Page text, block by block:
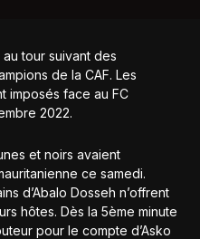
tour suivant des
de la CAF. Les
imposés face au FC
2022.
et noirs avaient
ce samedi.
d’Abalo Dosseh n’offrent
hôtes. Dès la 5ème minute
pour le compte d’Asko